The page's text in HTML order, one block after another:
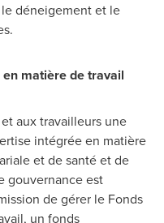
déneigement et le
en matière de travail
aux travailleurs une
intégrée en matière
et de santé et de
gouvernance est
de gérer le Fonds
un fonds